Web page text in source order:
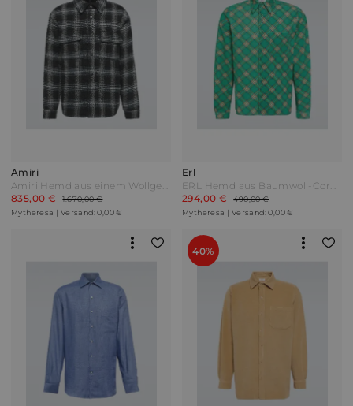
Amiri
Amiri Hemd aus einem Wollgemisch Schwarz
835,00 €
1.670,00 €
Mytheresa | Versand: 0,00 €
Erl
ERL Hemd aus Baumwoll-Cord Grün
294,00 €
490,00 €
Mytheresa | Versand: 0,00 €
40%